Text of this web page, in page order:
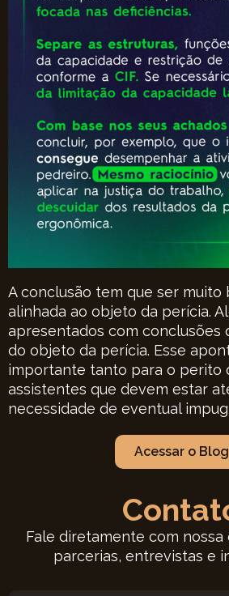
A conclusão tem que ser muito
alinhada ao objeto da perícia.
apresentados com conclusões
do objeto da perícia. Esse
importante tanto para o perito
assistentes que devem estar
necessidade de eventual
Acessar o Blog
Fale diretamente com nossa
parcerias, entrevistas e